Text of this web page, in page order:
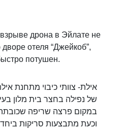
дрона в Эйлате не
отеля “Джейкоб”,
потушен.
אילת- צוותי כיבוי מתחנת
של נפילה בחצר בית מלון
במקום פרצה שריפה
וכעת מתבצעות סריקות